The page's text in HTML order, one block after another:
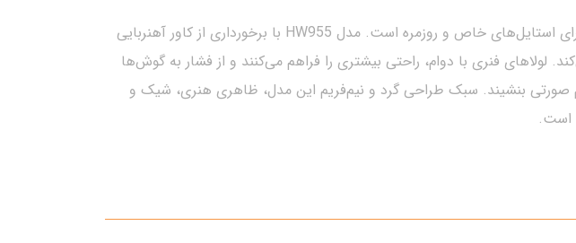
این عینک طبی گرد با طراحی نیم‌فریم و فریم فلزی مشکی، یکی از محبوب‌ترین انتخاب‌ها برای استایل‌های خاص و روزمره است. مدل HW955 با برخورداری از کاور آهنربایی
لولاهای فنری با دوام، راحتی بیشتری را فراهم می‌کنند و از فشار به گوش‌ها
صورتی بنشیند. سبک طراحی گرد و نیم‌فریم این مدل، ظاهری هنری، شیک و
است.